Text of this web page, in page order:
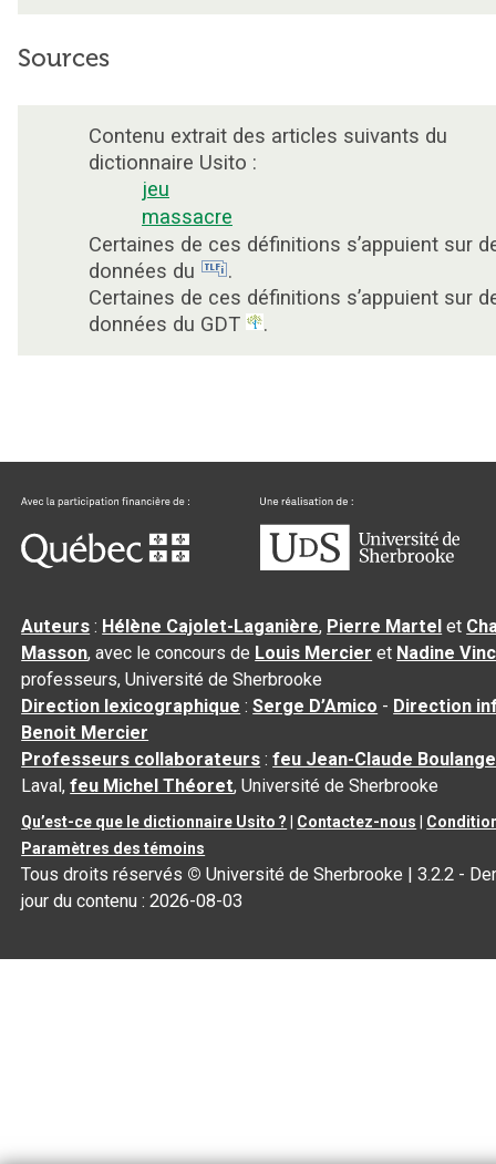
Sources
Contenu extrait des articles suivants du
dictionnaire Usito :
jeu
massacre
Certaines de ces définitions s’appuient sur
données du
.
Certaines de ces définitions s’appuient sur
données du GDT
.
Auteurs : Hélène Cajolet-Laganière, Pierre Martel et
Masson, avec le concours de Louis Mercier et Nadine
professeurs, Université de Sherbrooke
Direction lexicographique :Serge D’Amico - Direction
Benoit Mercier
Professeurs collaborateurs :feu Jean-Claude
Laval,feu Michel Théoret, Université de Sherbrooke
Qu’est-ce que le dictionnaire Usito ? Contactez-nous
Paramètres des témoins
Tous droits réservés © Université de Sherbrooke |3.2.2 -
jour du contenu :2026-08-03